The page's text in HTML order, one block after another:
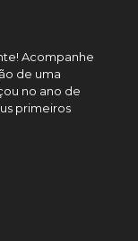
Acompanhe
de uma
no ano de
primeiros